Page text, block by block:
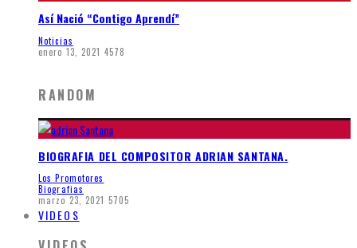
Así Nació “Contigo Aprendí”
Noticias
enero 13, 2021 4578
RANDOM
BIOGRAFIA DEL COMPOSITOR ADRIAN SANTANA.
Los Promotores
Biografias
marzo 23, 2021 5705
VIDEOS